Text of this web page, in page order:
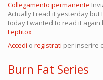
Collegamento permanente
Actually I read it yesterday
today I wanted to read it
Leptitox
Accedi o registrati per inserire
Burn Fat Series